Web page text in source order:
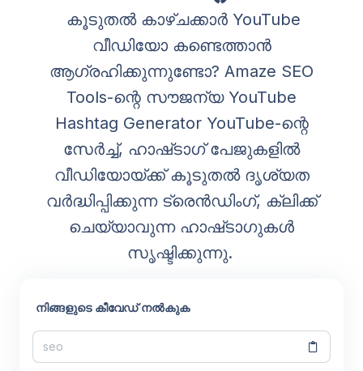
കൂടുതൽ കാഴ്ചക്കാർ YouTube
വീഡിയോ കണ്ടെത്താൻ
ആഗ്രഹിക്കുന്നുണ്ടോ? Amaze SEO
Tools-ന്റെ സൗജന്യ YouTube
Hashtag Generator YouTube-ന്റെ
സേർച്ച്, ഹാഷ്‌ടാഗ് പേജുകളിൽ
വീഡിയോയ്ക്ക് കൂടുതൽ ദൃശ്യത
വർദ്ധിപ്പിക്കുന്ന ട്രെൻഡിംഗ്, ക്ലിക്ക്
ചെയ്യാവുന്ന ഹാഷ്‌ടാഗുകൾ
സൃഷ്ടിക്കുന്നു.
നിങ്ങളുടെ കീവേഡ് നൽകുക